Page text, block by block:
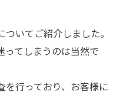
いてご紹介しました。
ってしまうのは当然で
を行っており、お客様に